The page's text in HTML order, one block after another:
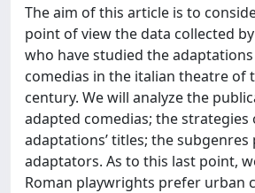
The aim of this article is to
point of view the data collected
who have studied the adaptations
comedias in the italian theatre of
century. We will analyze the
adapted comedias; the strategies
adaptations’ titles; the
adaptators. As to this last point,
Roman playwrights prefer urban